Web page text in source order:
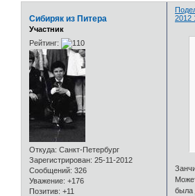
2012
Сибиряк из Питера
Участник
Рейтинг:
Откуда: Санкт-Петербург
Зарегистрирован: 25-11-2012
Сообщений: 326
Уважение: +176
Позитив: +11
была